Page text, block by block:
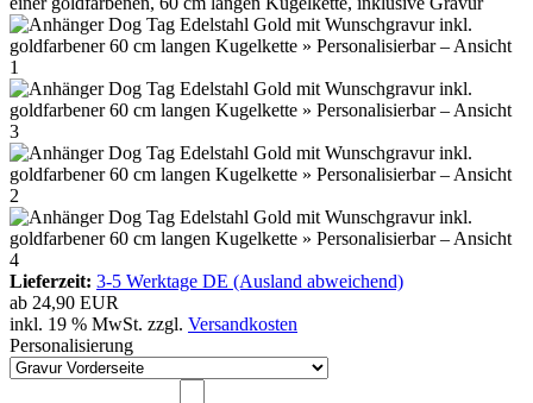
Lieferzeit: 3-5 Werktage DE (Ausland abweichend)
ab 24,90 EUR
inkl. 19 % MwSt. zzgl. Versandkosten
Personalisierung